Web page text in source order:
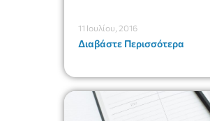
11 Ιουλίου, 2016
Διαβάστε Περισσότερα